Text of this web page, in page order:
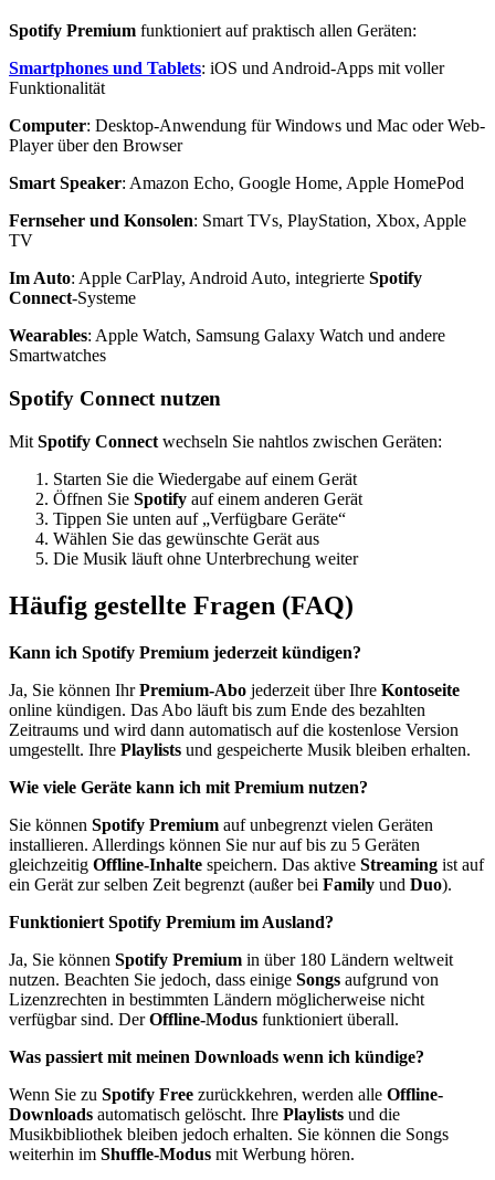
Spotify Premium funktioniert auf praktisch allen Geräten:
Smartphones und Tablets: iOS und Android-Apps mit voller
Funktionalität
Computer: Desktop-Anwendung für Windows und Mac oder Web-
Player über den Browser
Smart Speaker: Amazon Echo, Google Home, Apple HomePod
Fernseher und Konsolen: Smart TVs, PlayStation, Xbox, Apple
TV
Im Auto: Apple CarPlay, Android Auto, integrierte Spotify
Connect-Systeme
Wearables: Apple Watch, Samsung Galaxy Watch und andere
Smartwatches
Spotify Connect nutzen
Mit Spotify Connect wechseln Sie nahtlos zwischen Geräten:
Starten Sie die Wiedergabe auf einem Gerät
Öffnen Sie Spotify auf einem anderen Gerät
Tippen Sie unten auf „Verfügbare Geräte“
Wählen Sie das gewünschte Gerät aus
Die Musik läuft ohne Unterbrechung weiter
Häufig gestellte Fragen (FAQ)
Kann ich Spotify Premium jederzeit kündigen?
Ja, Sie können IhrPremium-Abo jederzeit über Ihre Kontoseite
online kündigen. Das Abo läuft bis zum Ende des bezahlten
Zeitraums und wird dann automatisch auf die kostenlose Version
umgestellt. Ihre Playlists und gespeicherte Musik bleiben erhalten.
Wie viele Geräte kann ich mit Premium nutzen?
Sie können Spotify Premium auf unbegrenzt vielen Geräten
installieren. Allerdings können Sie nur auf bis zu 5 Geräten
gleichzeitig Offline-Inhalte speichern. Das aktive Streaming ist auf
ein Gerät zur selben Zeit begrenzt (außer bei Family und Duo).
Funktioniert Spotify Premium im Ausland?
Ja, Sie können Spotify Premium in über 180 Ländern weltweit
nutzen. Beachten Sie jedoch, dass einige Songs aufgrund von
Lizenzrechten in bestimmten Ländern möglicherweise nicht
verfügbar sind. DerOffline-Modus funktioniert überall.
Was passiert mit meinen Downloads wenn ich kündige?
Wenn Sie zu Spotify Free zurückkehren, werden alle Offline-
Downloads automatisch gelöscht. Ihre Playlists und die
Musikbibliothek bleiben jedoch erhalten. Sie können die Songs
weiterhin im Shuffle-Modus mit Werbung hören.